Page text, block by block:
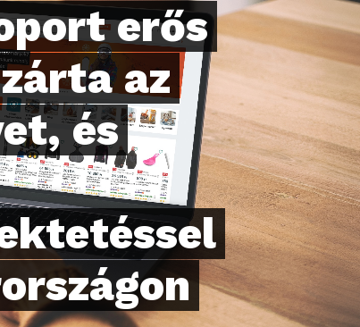
erős
az
és